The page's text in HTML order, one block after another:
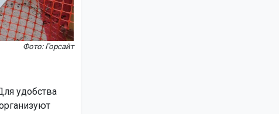
Фото: Горсайт
удобства